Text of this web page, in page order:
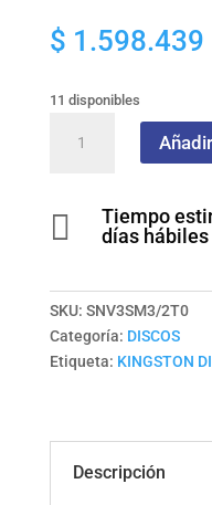
$ 1.598.439
11 disponibles
M.2
2230
PCIe

Tiempo
días hábiles
SKU: SNV3SM3/2T0
Categoría: DISCOS
Etiqueta: KINGSTON
Descripción